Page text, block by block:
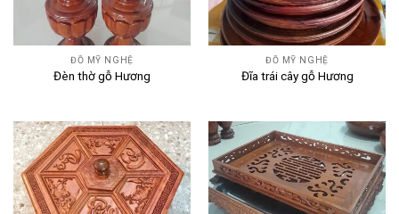
ĐỒ MỸ NGHỆ
Đèn thờ gỗ Hương
ĐỒ MỸ NGHỆ
Đĩa trái cây gỗ Hương